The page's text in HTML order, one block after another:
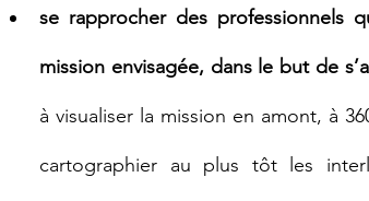
se rapprocher des professionnels
mission envisagée, dans le but de
à visualiser la mission en amont, à
cartographier au plus tôt les